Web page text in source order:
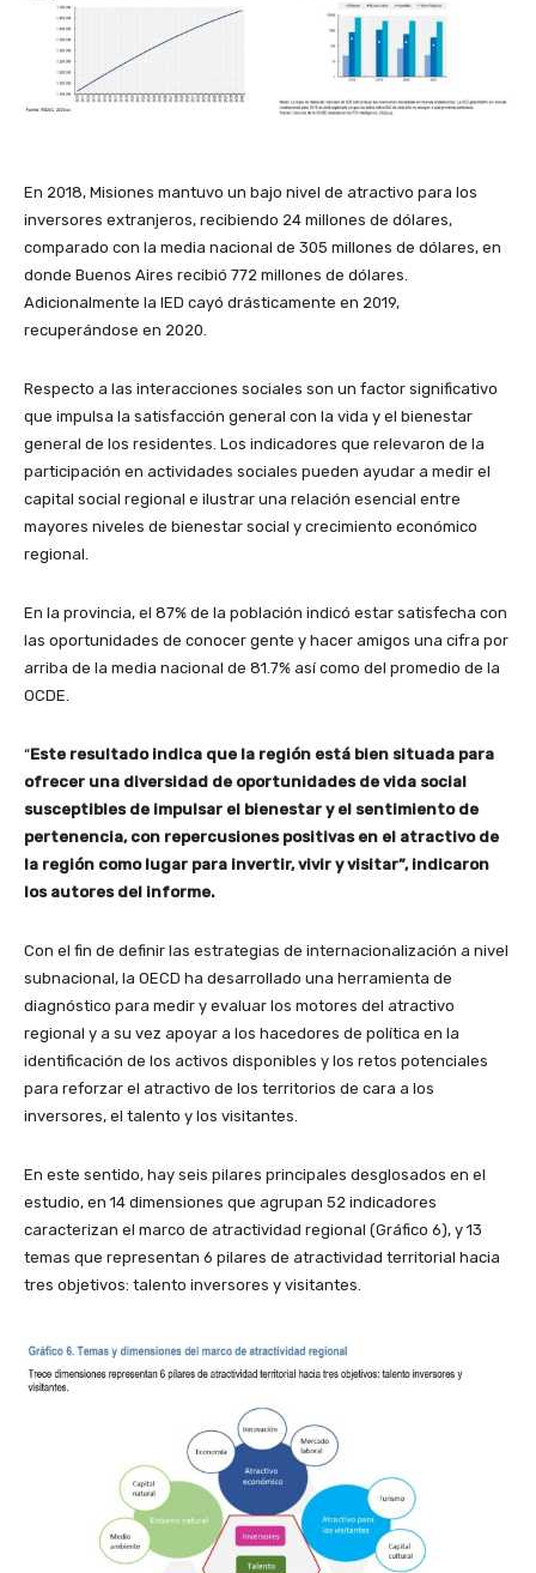
En 2018, Misiones mantuvo un bajo nivel de atractivo para los
inversores extranjeros, recibiendo 24 millones de dólares,
comparado con la media nacional de 305 millones de dólares, en
donde Buenos Aires recibió 772 millones de dólares.
Adicionalmente la IED cayó drásticamente en 2019,
recuperándose en 2020.
Respecto a las interacciones sociales son un factor significativo
que impulsa la satisfacción general con la vida y el bienestar
general de los residentes. Los indicadores que relevaron de la
participación en actividades sociales pueden ayudar a medir el
capital social regional e ilustrar una relación esencial entre
mayores niveles de bienestar social y crecimiento económico
regional.
En la provincia, el 87% de la población indicó estar satisfecha con
las oportunidades de conocer gente y hacer amigos una cifra por
arriba de la media nacional de 81.7% así como del promedio de la
OCDE.
“Este resultado indica que la región está bien situada para
ofrecer una diversidad de oportunidades de vida social
susceptibles de impulsar el bienestar y el sentimiento de
pertenencia, con repercusiones positivas en el atractivo de
la región como lugar para invertir, vivir y visitar”, indicaron
los autores del informe.
Con el fin de definir las estrategias de internacionalización a nivel
subnacional, la OECD ha desarrollado una herramienta de
diagnóstico para medir y evaluar los motores del atractivo
regional y a su vez apoyar a los hacedores de política en la
identificación de los activos disponibles y los retos potenciales
para reforzar el atractivo de los territorios de cara a los
inversores, el talento y los visitantes.
En este sentido, hay seis pilares principales desglosados en el
estudio, en 14 dimensiones que agrupan 52 indicadores
caracterizan el marco de atractividad regional (Gráfico 6), y 13
temas que representan 6 pilares de atractividad territorial hacia
tres objetivos: talento inversores y visitantes.